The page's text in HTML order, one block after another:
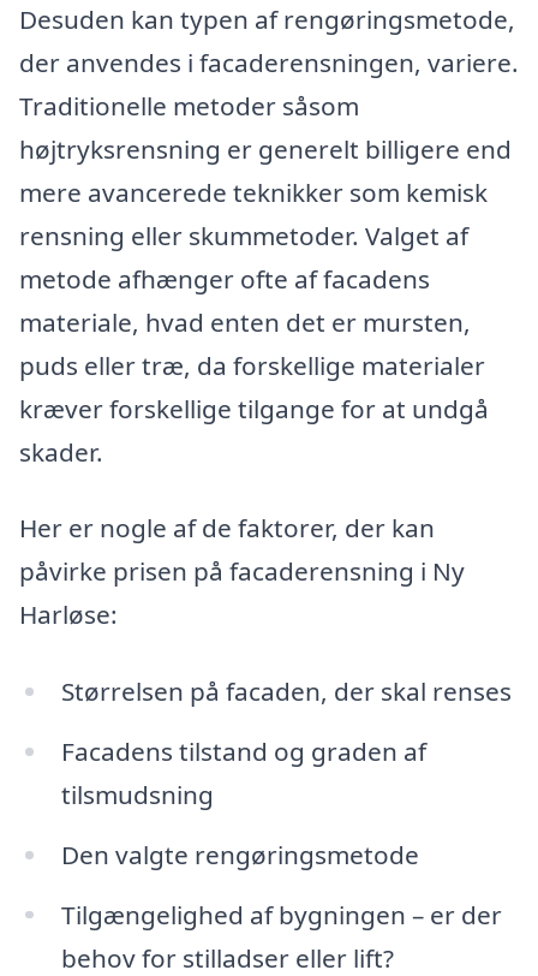
Desuden kan typen af rengøringsmetode,
der anvendes i facaderensningen, variere.
Traditionelle metoder såsom
højtryksrensning er generelt billigere end
mere avancerede teknikker som kemisk
rensning eller skummetoder. Valget af
metode afhænger ofte af facadens
materiale, hvad enten det er mursten,
puds eller træ, da forskellige materialer
kræver forskellige tilgange for at undgå
skader.
Her er nogle af de faktorer, der kan
påvirke prisen på facaderensning i Ny
Harløse:
Størrelsen på facaden, der skal renses
Facadens tilstand og graden af
tilsmudsning
Den valgte rengøringsmetode
Tilgængelighed af bygningen – er der
behov for stilladser eller lift?